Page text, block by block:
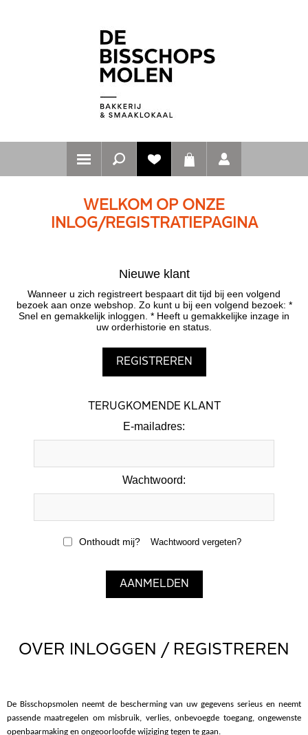
WELKOM OP ONZE
INLOG/REGISTRATIEPAGINA
Nieuwe klant
Wanneer u zich registreert bespaart dit tijd bij een volgend
bezoek aan onze webshop. Zo kunt u bij een volgend bezoek: *
Snel en gemakkelijk inloggen. * Heeft u gemakkelijke inzage in
uw orderhistorie en status.
TERUGKOMENDE KLANT
E-mailadres:
Wachtwoord:
Onthoudt mij? Wachtwoord vergeten?
OVER INLOGGEN / REGISTREREN
De Bisschopsmolen neemt de bescherming van uw gegevens serieus en neemt
passende maatregelen om misbruik, verlies, onbevoegde toegang, ongewenste
openbaarmaking en ongeoorloofde wijziging tegen te gaan.